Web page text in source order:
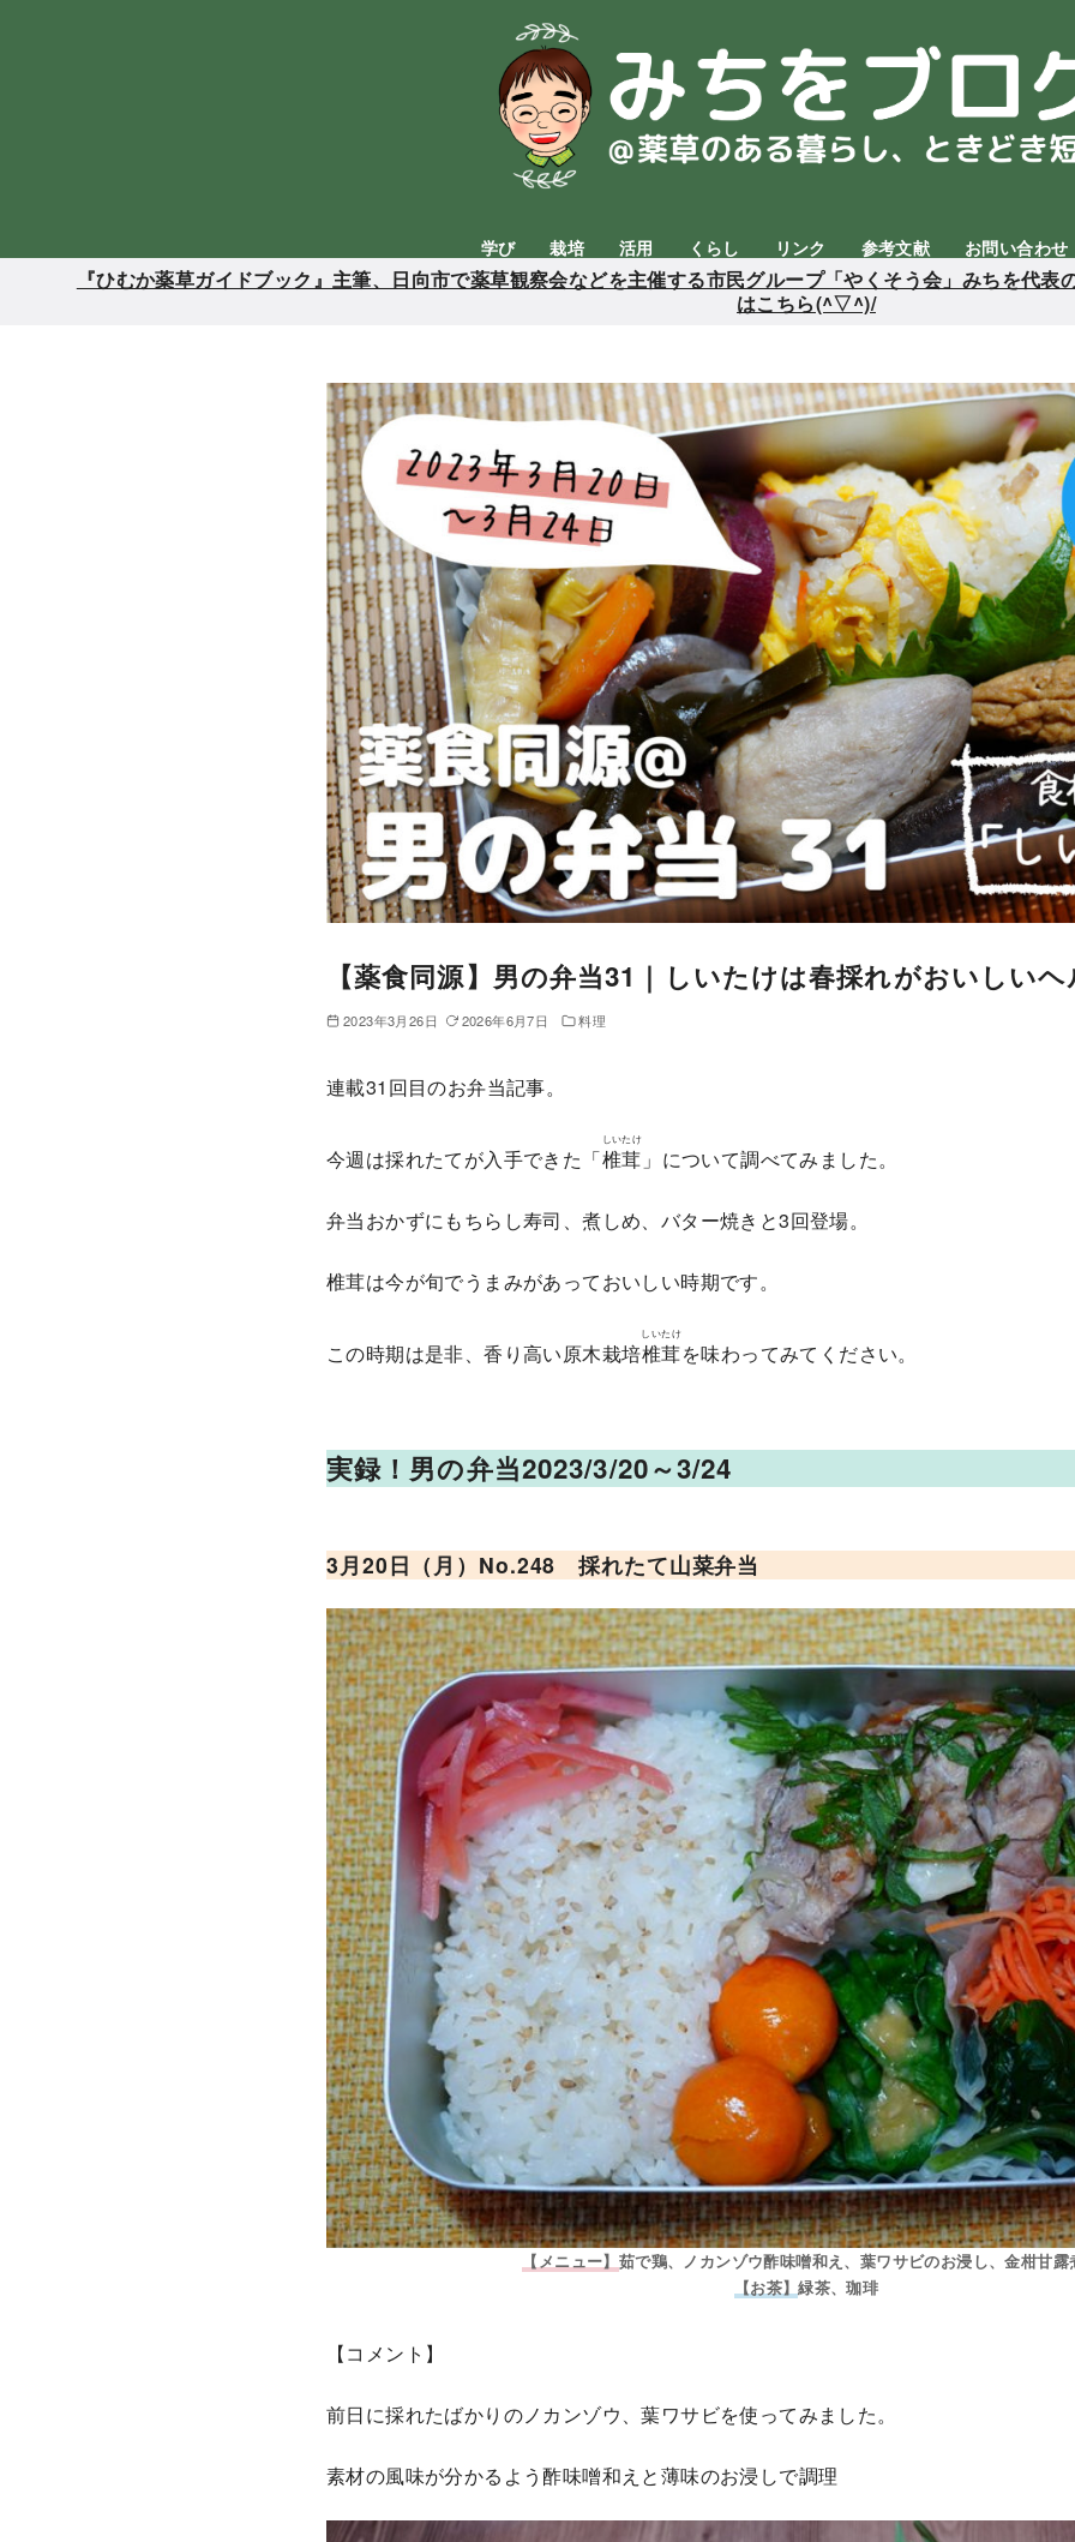
学び 栽培 活用 くらし リンク 参考文献 お問い合わせ
『ひむか薬草ガイドブック』主筆、日向市で薬草観察会などを主催する市民グループ「やくそう会」みちを代
はこちら(^▽^)/
【薬食同源】男の弁当31｜しいたけは春採れがおいしい
2023年3月26日 2026年6月7日 料理
連載31回目のお弁当記事。
今週は採れたてが入手できた「椎茸
しいたけ
」について調べてみました。
弁当おかずにもちらし寿司、煮しめ、バター焼きと3回登場。
椎茸は今が旬でうまみがあっておいしい時期です。
この時期は是非、香り高い原木栽培椎茸
しいたけ
を味わってみてください。
実録！男の弁当2023/3/20～3/24
3月20日（月）No.248 採れたて山菜弁当
【メニュー】 茹で鶏、ノカンゾウ酢味噌和え、葉ワサビのお浸し、金柑甘
【お茶】緑茶、珈琲
【コメント】
前日に採れたばかりのノカンゾウ、葉ワサビを使ってみました。
素材の風味が分かるよう酢味噌和えと薄味のお浸しで調理